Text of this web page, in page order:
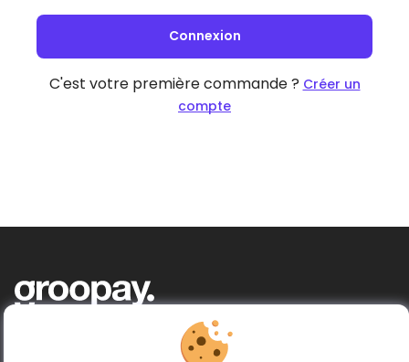
Connexion
C'est votre première commande ? Créer un
compte
Acheter ensemble, donner plus